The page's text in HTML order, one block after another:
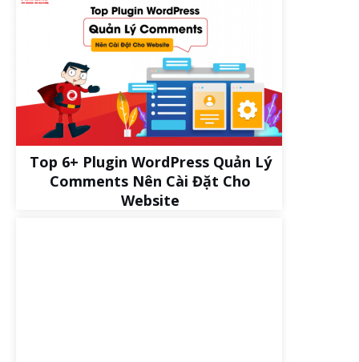
Top 6+ Plugin WordPress Quản Lý
Comments Nên Cài Đặt Cho
Website